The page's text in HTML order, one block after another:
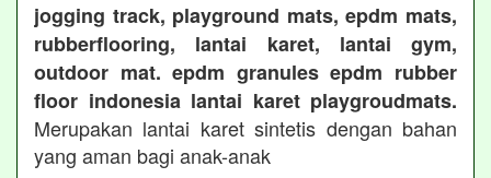
jogging track, playground mats, epdm mats,
rubberflooring, lantai karet, lantai gym,
outdoor mat. epdm granules epdm rubber
floor indonesia lantai karet playgroudmats.
Merupakan lantai karet sintetis dengan bahan
yang aman bagi anak-anak